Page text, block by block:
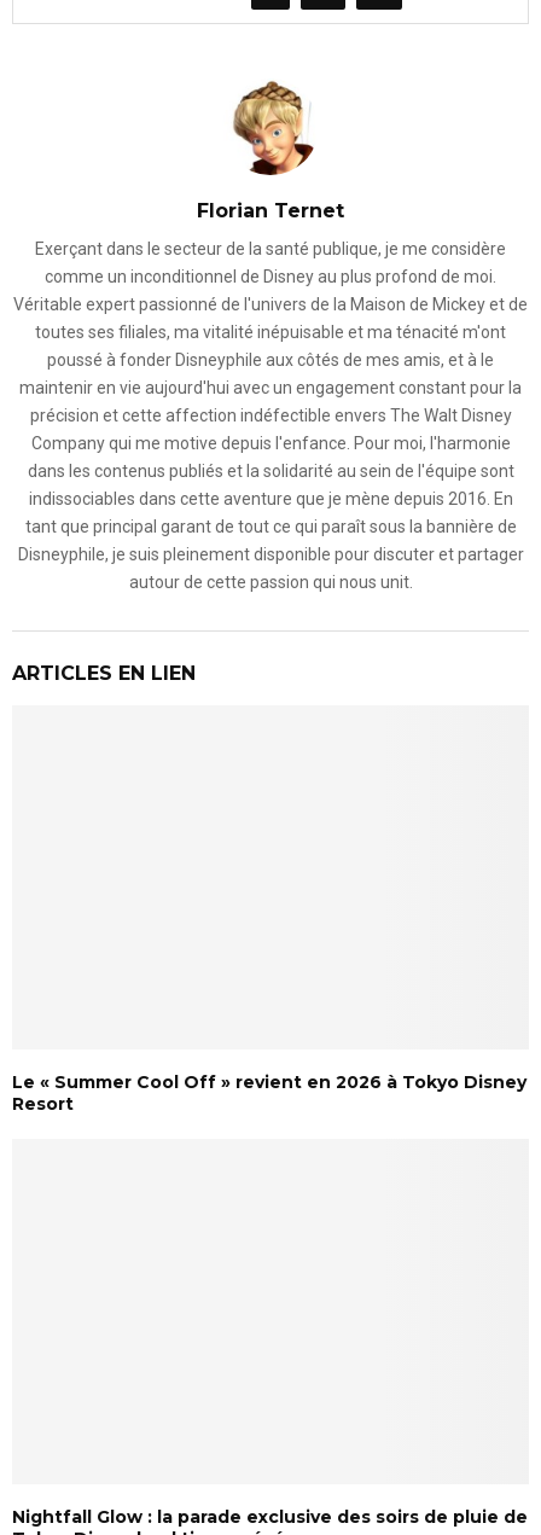
Florian Ternet
Exerçant dans le secteur de la santé publique, je me considère
comme un inconditionnel de Disney au plus profond de moi.
Véritable expert passionné de l'univers de la Maison de Mickey et de
toutes ses filiales, ma vitalité inépuisable et ma ténacité m'ont
poussé à fonder Disneyphile aux côtés de mes amis, et à le
maintenir en vie aujourd'hui avec un engagement constant pour la
précision et cette affection indéfectible envers The Walt Disney
Company qui me motive depuis l'enfance. Pour moi, l'harmonie
dans les contenus publiés et la solidarité au sein de l'équipe sont
indissociables dans cette aventure que je mène depuis 2016. En
tant que principal garant de tout ce qui paraît sous la bannière de
Disneyphile, je suis pleinement disponible pour discuter et partager
autour de cette passion qui nous unit.
ARTICLES EN LIEN
Le « Summer Cool Off » revient en 2026 à Tokyo Disney
Resort
Nightfall Glow : la parade exclusive des soirs de pluie de